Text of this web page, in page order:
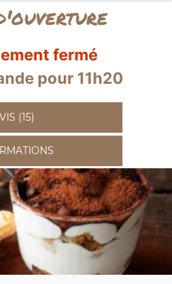
fermé
pour 11h20
(15)